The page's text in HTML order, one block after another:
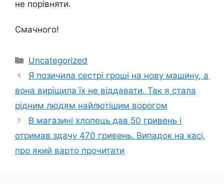
не порівняти.
Смачного!
Категорії
Uncategorized
Я пoзичила сестрі гpоші на нову машину, а
вона вирішила їх не вiддавати. Так я стала
рідним людям нaйлютiшим воpогом
В магазині хлопець дав 50 гривень і
отримав здачу 470 гривень. Випадок на касі,
пpо який ваpто пpочитати